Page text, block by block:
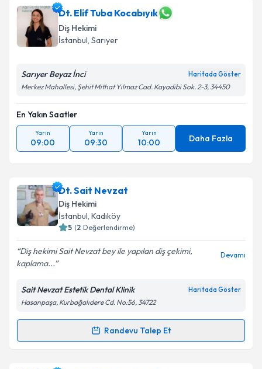
Dt. Elif Tuba Kocabıyık
Diş Hekimi
İstanbul, Sarıyer
Sarıyer Beyaz İnci Haritada Göster
Merkez Mahallesi, Şehit Mithat Yılmaz Cad. Kayadibi Sok. 2-3, 34450
En Yakın Saatler
Yarın
09:00
Yarın
09:30
Yarın
10:00 Daha Fazla
Dt. Sait Nevzat
Diş Hekimi
İstanbul, Kadıköy
5 (2 Değerlendirme)
Diş hekimi Sait Nevzat bey ile yapılan diş çekimi,
kaplama...
Devamı
Sait Nevzat Estetik Dental Klinik Haritada Göster
Hasanpaşa, Kurbağalıdere Cd. No:56, 34722
Randevu Talep Et
Randevu Takvimi Talebi